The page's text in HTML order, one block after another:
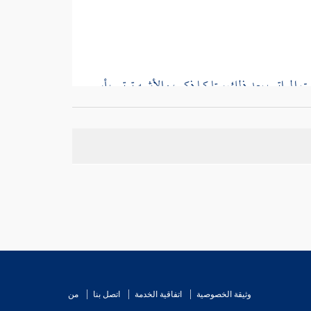
المراتب بعد ذلك ستا كما ذكر ، والأشبه ترتيبأبي
.
،وأبي الحسين البصري ،وأكثر الفقهاء ، " فيفيد أن
وثيقة الخصوصية اتفاقية الخدمة اتصل بنا
من